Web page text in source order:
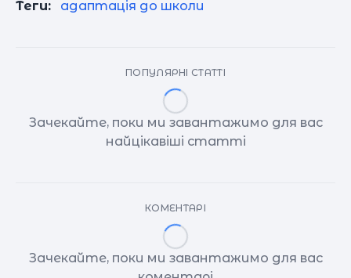
Теги: адаптація до школи
ПОПУЛЯРНІ СТАТТІ
Зачекайте, поки ми завантажимо для вас
найцікавіші статті
КОМЕНТАРІ
Зачекайте, поки ми завантажимо для вас